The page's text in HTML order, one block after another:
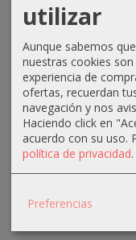
Von
Triumph
53,99 €
59,99 €
utilizar
Aunque sabemos
nuestras cookies
experiencia de
ofertas, recuerdan
navegación y nos
Haciendo click en
acuerdo con su uso.
política de privacidad.
Preferencias